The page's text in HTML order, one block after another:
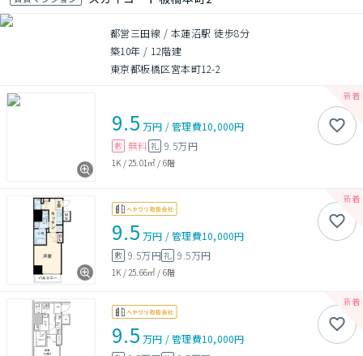
都営三田線 / 本蓮沼駅 徒歩8分
築10年 / 12階建
東京都板橋区宮本町12-2
9.5 万円 /管理費10,000円
敷 無料 礼 9.5万円
1K / 25.01㎡ / 6階
9.5 万円 /管理費10,000円
敷 9.5万円礼 9.5万円
1K /25.66㎡ / 6階
9.5 万円 /管理費10,000円